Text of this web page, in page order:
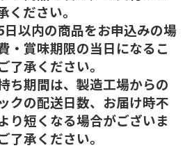
ください。
以内の商品をお申込みの場
・賞味期限の当日になるこ
了承ください。
ち期間は、製造工場からの
クの配送日数、お届け時不
り短くなる場合がございま
了承ください。